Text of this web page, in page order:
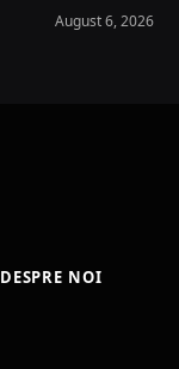
August 6, 2026
DESPRE NOI